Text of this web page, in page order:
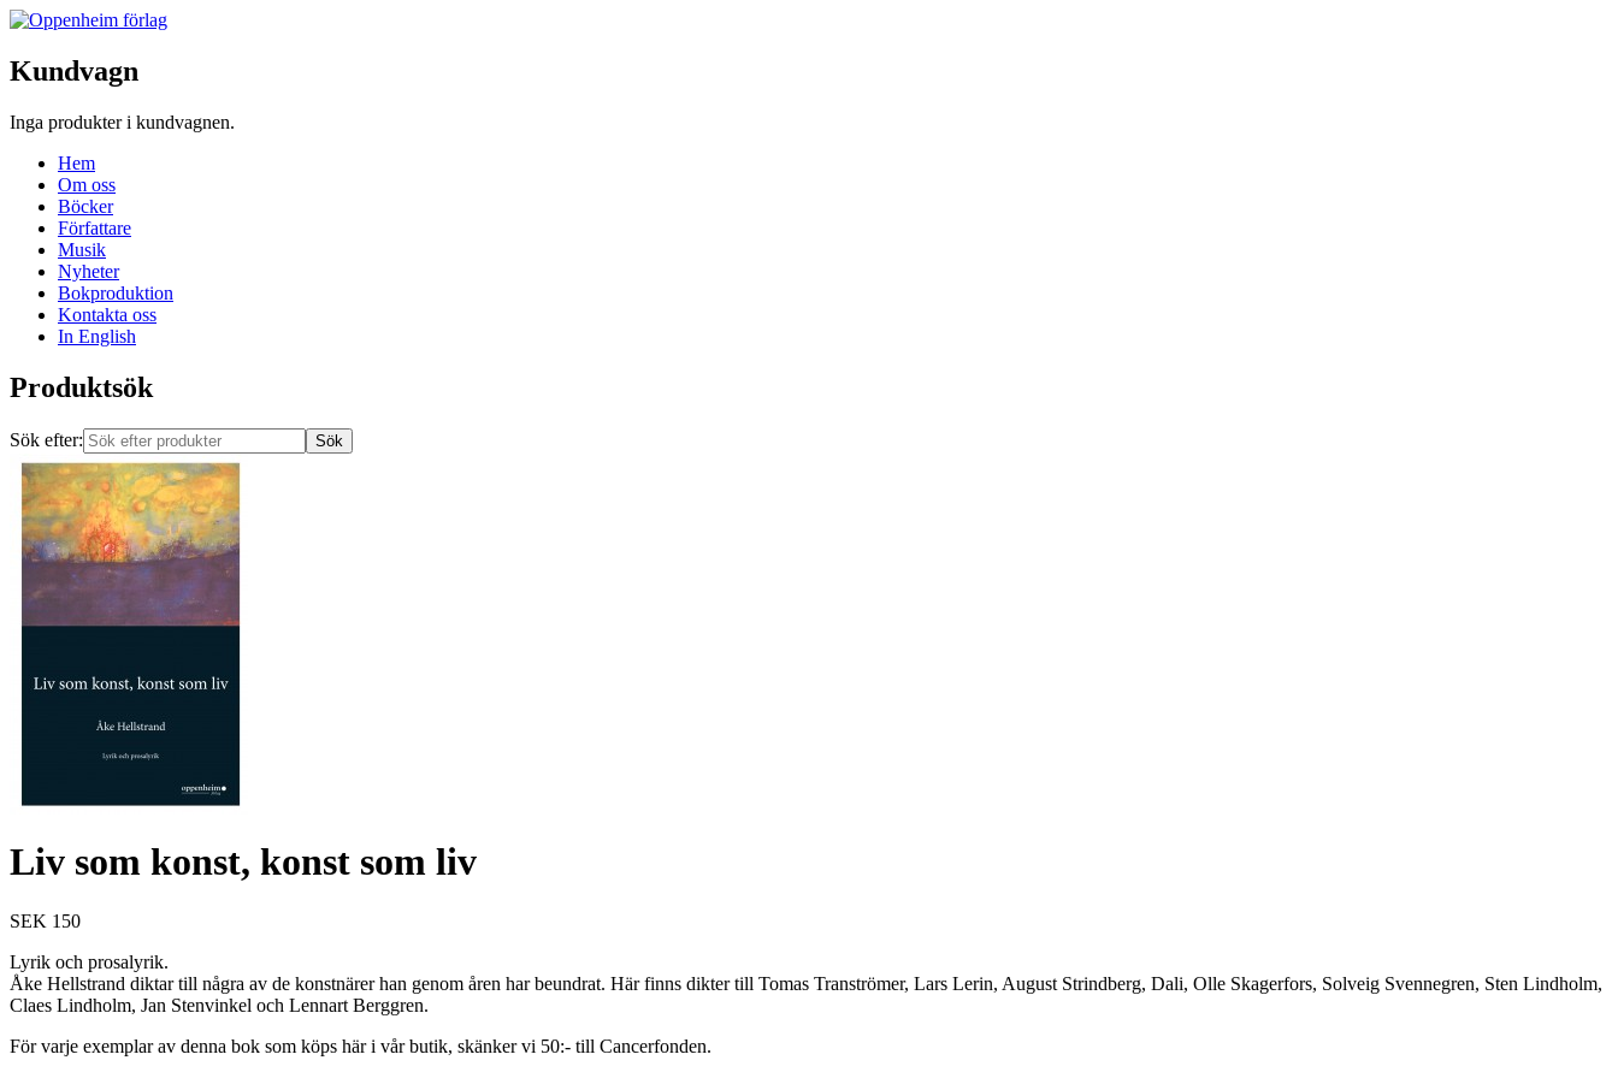
Kundvagn
Inga produkter i kundvagnen.
Hem
Om oss
Böcker
Författare
Musik
Nyheter
Bokproduktion
Kontakta oss
In English
Produktsök
Sök efter:
Liv som konst, konst som liv
SEK 150
Lyrik och prosalyrik.
Åke Hellstrand diktar till några av de konstnärer han genom åren har beundrat. Här finns dikter till Tomas Tranströmer, Lars Lerin, August Strindberg, Dali, Olle Skagerfors, Solveig Svennegren, Sten Lindholm,
Claes Lindholm, Jan Stenvinkel och Lennart Berggren.
För varje exemplar av denna bok som köps här i vår butik, skänker vi 50:- till Cancerfonden.